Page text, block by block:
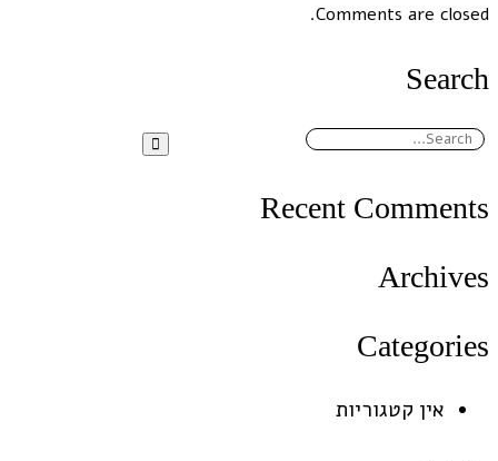
Comments are closed.
Search
Recent Comments
Archives
Categories
אין קטגוריות